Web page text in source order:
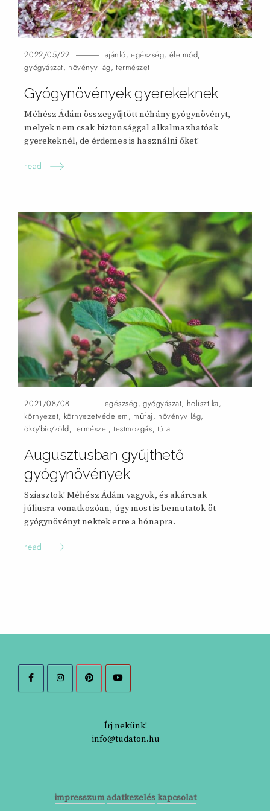
2022/05/22 ajánló, egészség, életmód,
gyógyászat, növényvilág,természet
Gyógynövények gyerekeknek
Méhész Ádám összegyűjtött néhány gyógynövényt,
melyek nem csak biztonsággal alkalmazhatóak
gyerekeknél, de érdemes is használni őket!
read
2021/08/08 egészség,gyógyászat, holisztika,
környezet, környezetvédelem, műfaj, növényvilág,
öko/bio/zöld,természet,testmozgás, túra
Augusztusban gyűjthető
gyógynövények
Sziasztok! Méhész Ádám vagyok, és akárcsak
júliusra vonatkozóan, úgy most is bemutatok öt
gyógynövényt nektek erre a hónapra.
read
Írj nekünk!
info@tudaton.hu
impresszum adatkezeléskapcsolat